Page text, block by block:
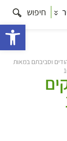
חיפוש
וסביבתם במאות